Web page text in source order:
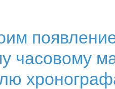
часовому